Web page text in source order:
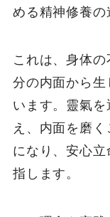
める精神修養の
これは、身体
分の内面から生
います。靈氣
え、内面を磨
になり、安心立
指します。